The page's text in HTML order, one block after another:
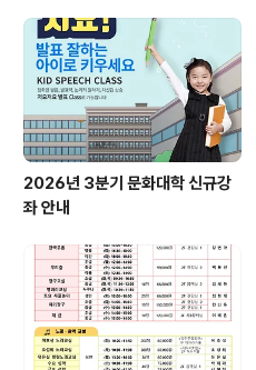
2026년 3분기 문화대학 신규강
좌 안내